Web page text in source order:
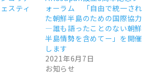
スティ
ォーラム 「自由で統一され
た朝鮮半島のための国際協力
―誰も語ったことのない朝鮮
半島情勢を含めてー」を開催
します
2021年6月7日
お知らせ